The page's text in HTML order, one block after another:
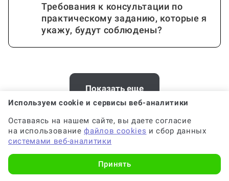
Требования к консультации по
практическому заданию, которые я
укажу, будут соблюдены?
Почему выгодно заказать
консультацию по практическому
заданию на Work5?
Когда и как нужно оплачивать
Показать еще
Хотите заказать консультацию по
стихам на заказ в Ханты-
Мансийске? У нас есть офис
Используем cookie и сервисы веб-аналитики
Оставаясь на нашем сайте, вы даете согласие
на использованиефайлов cookies и сбор данных
системами веб-аналитики
Принять